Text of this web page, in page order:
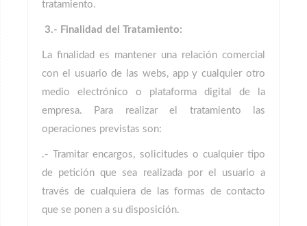
tratamiento.
3.- Finalidad del Tratamiento:
La finalidad es mantener una relación comercial
con el usuario de las webs, app y cualquier otro
medio electrónico o plataforma digital de la
empresa. Para realizar el tratamiento las
operaciones previstas son:
.- Tramitar encargos, solicitudes o cualquier tipo
de petición que sea realizada por el usuario a
través de cualquiera de las formas de contacto
que se ponen a su disposición.